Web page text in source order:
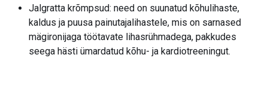
Jalgratta krõmpsud: need on suunatud kõhulihaste,
kaldus ja puusa painutajalihastele, mis on sarnased
mägironijaga töötavate lihasrühmadega, pakkudes
seega hästi ümardatud kõhu- ja kardiotreeningut.